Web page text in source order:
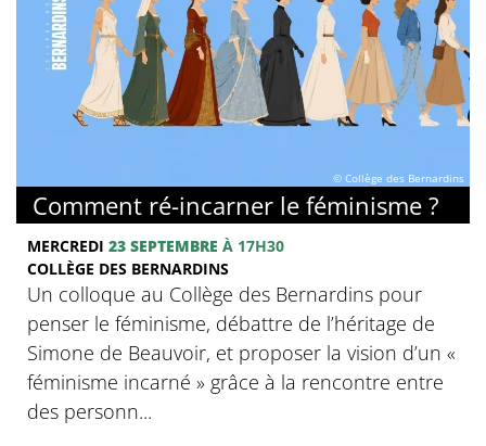
© Collège des Bernardins
Comment ré-incarner le féminisme ?
MERCREDI 23 SEPTEMBRE À 17H30
COLLÈGE DES BERNARDINS
Un colloque au Collège des Bernardins pour
penser le féminisme, débattre de l’héritage de
Simone de Beauvoir, et proposer la vision d’un «
féminisme incarné » grâce à la rencontre entre
des personn...